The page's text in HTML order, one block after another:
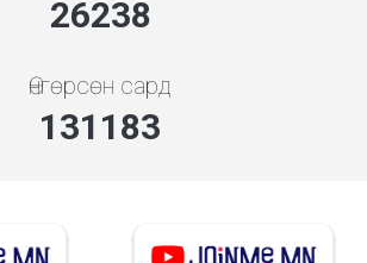
28112
Өнгөрсөн сард
140553